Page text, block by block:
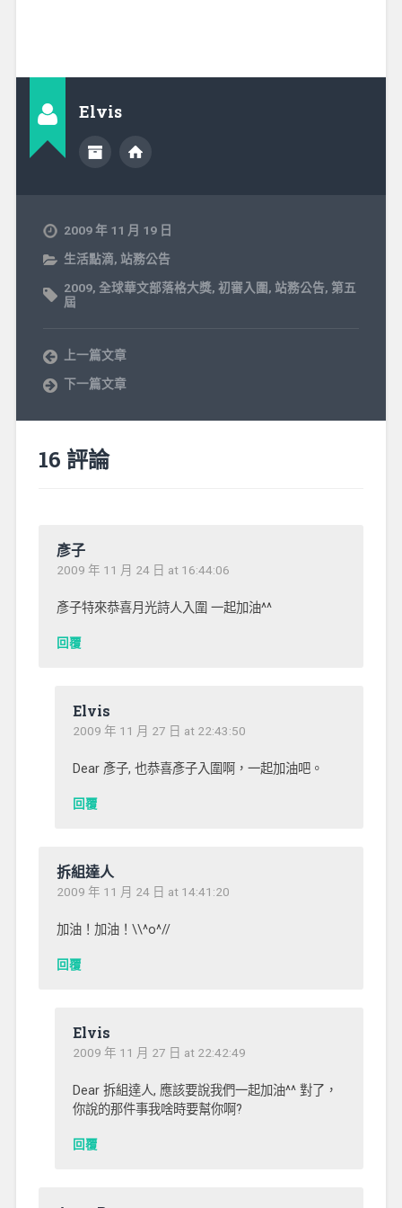
Elvis
2009 年 11 月 19 日
生活點滴, 站務公告
2009, 全球華文部落格大獎, 初審入圍, 站務公告, 第五
屆
上一篇文章
下一篇文章
16 評論
彥子
2009 年 11 月 24 日 at 16:44:06
彥子特來恭喜月光詩人入圍 一起加油^^
回覆
Elvis
2009 年 11 月 27 日 at 22:43:50
Dear 彥子, 也恭喜彥子入圍啊，一起加油吧。
回覆
拆組達人
2009 年 11 月 24 日 at 14:41:20
加油！加油！\\^o^//
回覆
Elvis
2009 年 11 月 27 日 at 22:42:49
Dear 拆組達人, 應該要說我們一起加油^^ 對了，
你說的那件事我啥時要幫你啊?
回覆